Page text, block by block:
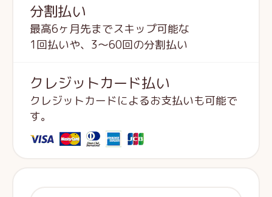
分割払い
最高6ヶ月先までスキップ可能な
1回払いや、3～60回の分割払い
クレジットカード払い
クレジットカードによるお支払いも可能で
す。